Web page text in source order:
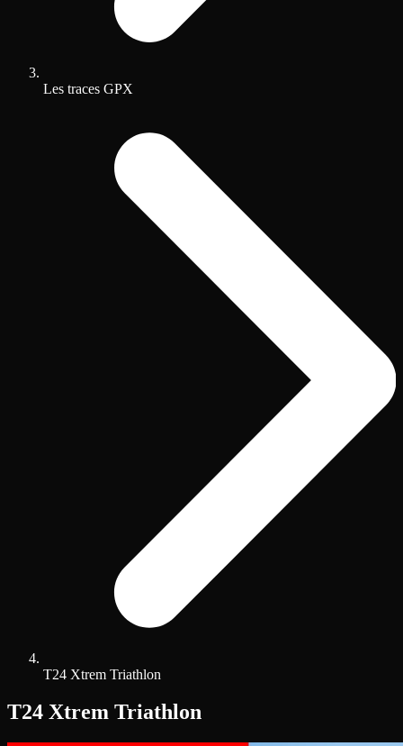
Les traces GPX
T24 Xtrem Triathlon
T24 Xtrem Triathlon